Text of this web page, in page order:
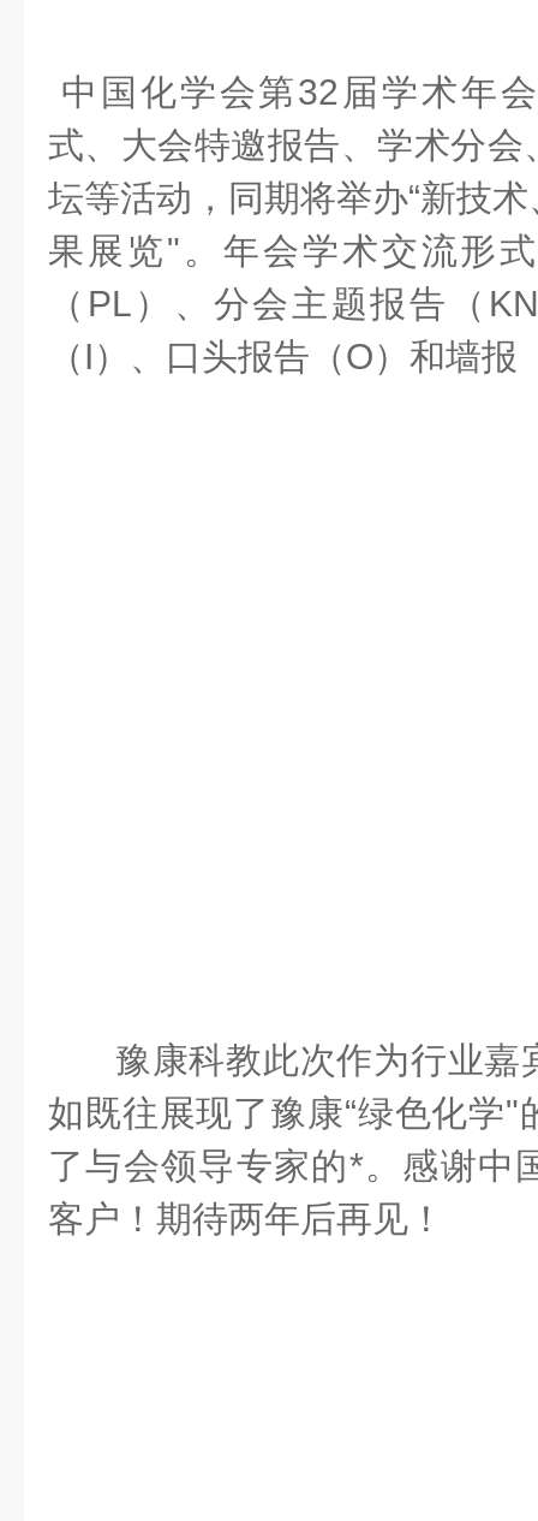
中国化学会第32届学术年
式、大会特邀报告、学术分
坛等活动，同期将举办“新技
果展览"。年会学术交流形
（PL）、分会主题报告（
（I）、口头报告（O）和墙报
豫康科教此次作为行业嘉
如既往展现了豫康“绿色化学"
了与会领导专家的*。感谢中
客户！期待两年后再见！